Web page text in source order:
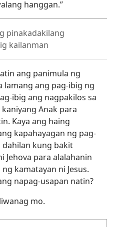
hanggan.”
pinakadakilang
kailanman
ang panimula ng
lamang ang pag-ibig ng
ibig ang nagpakilos sa
Anak para
Kaya ang haing
kapahayagan ng pag-
dahilan kung bakit
Jehova para alalahanin
kamatayan ni Jesus.
napag-usapan natin?
mo.